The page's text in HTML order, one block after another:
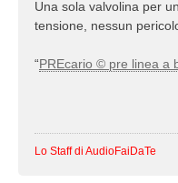
Una sola valvolina per
tensione, nessun
“PREcario © pre linea a
Lo Staff di AudioFaiDaTe